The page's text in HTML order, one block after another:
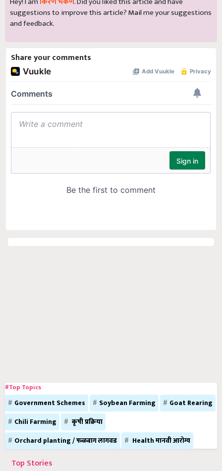
suggestions to improve this article?Mailme your suggestions
and feedback.
Share your comments
#Top Topics
Government Schemes Soybean Farming
Goat Rearing
Chili Farming
कृषी प्रक्रिया
Orchard planting / फळबाग लागवड
Health मानवी आरोग्य
Top Stories